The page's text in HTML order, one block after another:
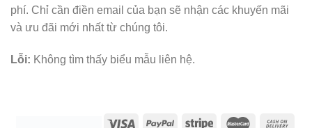
phí. Chỉ cần điền email của bạn sẽ nhận các khuyến mãi
và ưu đãi mới nhất từ chúng tôi.
Lỗi: Không tìm thấy biểu mẫu liên hệ.